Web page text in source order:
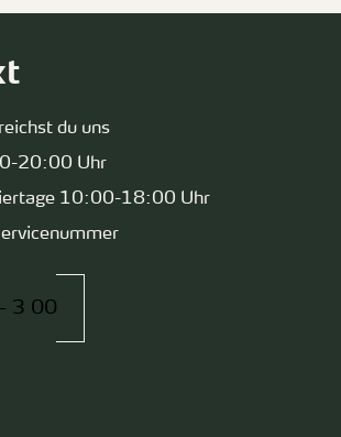
du uns
20:00 Uhr
10:00-18:00 Uhr
3 00